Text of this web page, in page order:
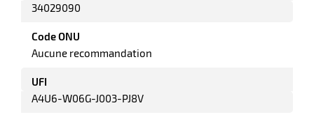
34029090
Code ONU
Aucune recommandation
UFI
A4U6-W06G-J003-PJ8V